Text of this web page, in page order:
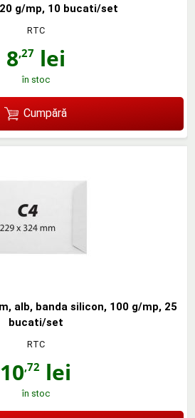
g/mp, 10 bucati/set
RTC
8,27lei
în stoc
Cumpără
alb, banda silicon, 100 g/mp, 25
bucati/set
RTC
10,72 lei
în stoc